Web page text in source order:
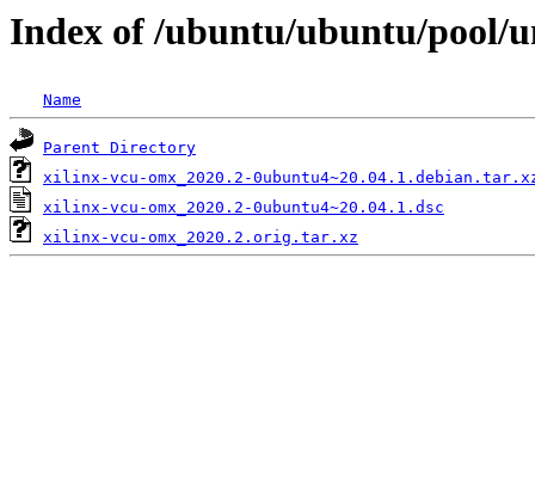
Index of /ubuntu/ubuntu/pool/
Name
Parent Directory
xilinx-vcu-omx_2020.2-
xilinx-vcu-omx_2020.2-0ubuntu4~20.04.1.dsc
xilinx-vcu-omx_2020.2.orig.tar.xz